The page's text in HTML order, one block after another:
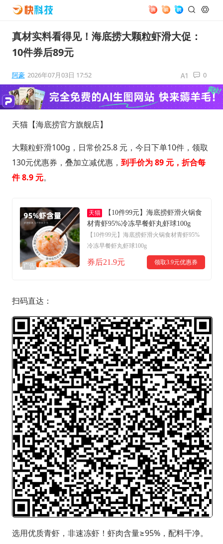
真材实料看得见！海底捞大颗粒虾滑大促：
10件券后89元
阿豪 2026年07月03日 17:52 0
天猫【海底捞官方旗舰店】
大颗粒虾滑100g，日常价25.8 元，今日下单10件，领取
130元优惠券，叠加立减优惠， 到手价为 89 元，折合每
件 8.9 元。
广告
天猫
【10件99元】海底捞虾滑火锅食
材青虾95%冷冻早餐虾丸虾球100g
【10件99元】海底捞虾滑火锅食材青虾95%
冷冻早餐虾丸虾球100g
券后21.9元 领取3.9元优惠券
扫码直达：
选用优质青虾，非速冻虾！虾肉含量≥95%，配料干净。